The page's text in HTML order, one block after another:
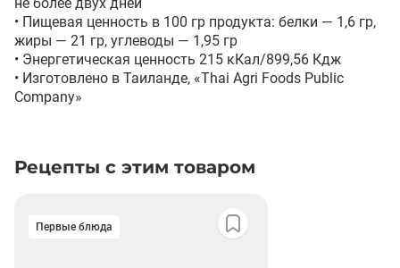
• Пищевая ценность в 100 гр продукта: белки — 1,6 гр,
жиры — 21 гр, углеводы — 1,95 гр
• Энергетическая ценность 215 кКал/899,56 Кдж
• Изготовлено в Таиланде, «Thai Agri Foods Public
Company»
Рецепты с этим товаром
Первые блюда